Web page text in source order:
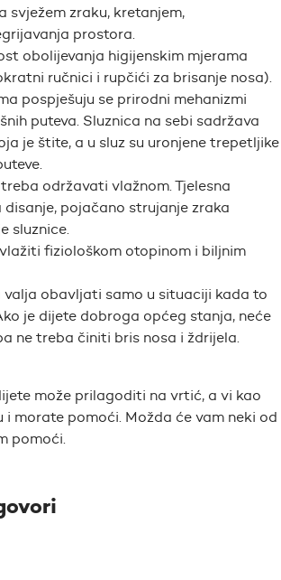
svježem zraku, kretanjem,
prostora.
obolijevanja higijenskim mjerama
ručnici i rupčići za brisanje nosa).
pospješuju se prirodni mehanizmi
puteva. Sluznica na sebi sadržava
je štite, a u sluz su uronjene trepetljike
održavati vlažnom. Tjelesna
pojačano strujanje zraka
sluznice.
fiziološkom otopinom i biljnim
valja obavljati samo u situaciji kada to
je dijete dobroga općeg stanja, neće
ne treba činiti bris nosa i ždrijela.
može prilagoditi na vrtić, a vi kao
i morate pomoći. Možda će vam neki od
pomoći.